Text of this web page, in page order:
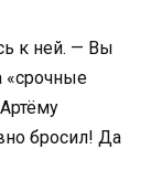
к ней. — Вы
«срочные
бросил! Да